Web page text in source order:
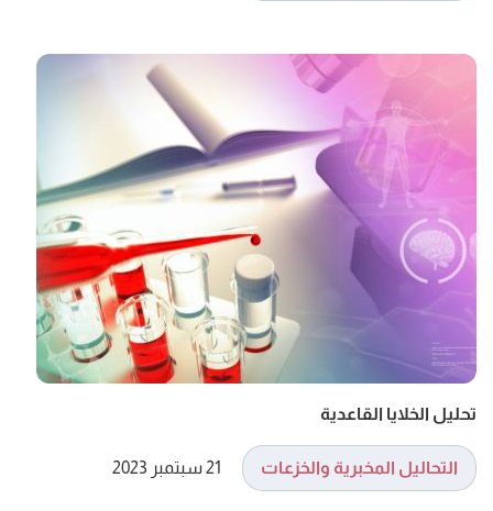
تحليل الخلايا القاعدية
التحاليل المخبرية والخزعات 21 سبتمبر 2023